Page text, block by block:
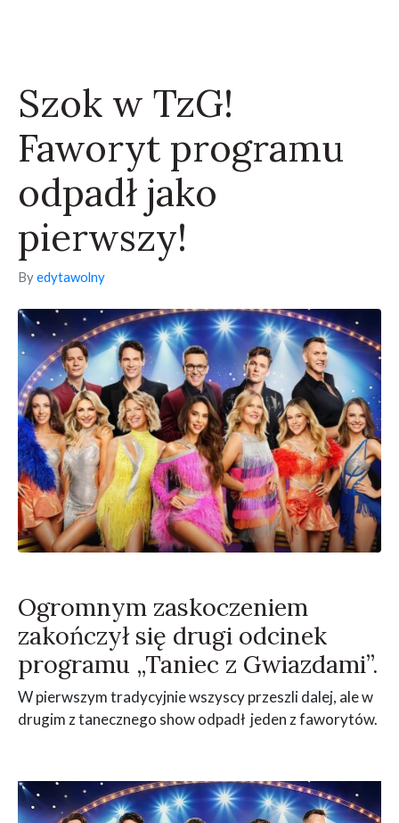
Szok w TzG!
Faworyt programu
odpadł jako
pierwszy!
Byedytawolny
Ogromnym zaskoczeniem
zakończył się drugi odcinek
programu „Taniec z Gwiazdami”.
W pierwszym tradycyjnie wszyscy przeszli dalej, ale w
drugim z tanecznego show odpadł jeden z faworytów.